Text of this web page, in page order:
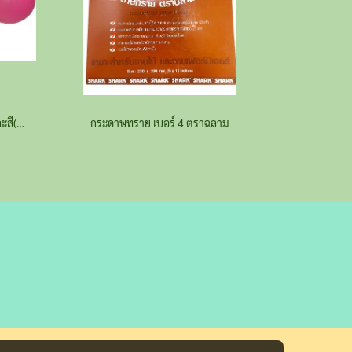
ลูกปิงปองขนาดมาตรฐาน 4mm คละสี(สั่งจำนวนมากทักไลน์ร้าน) กระดาษทราย เบอร์ 4 ตราฉลาม